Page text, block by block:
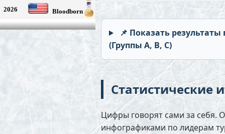
2026
Bloodborn
📌 Показать
(Группы А, B, C)
Статистические
Цифры говорят сами за себя.
инфографиками по лидерам